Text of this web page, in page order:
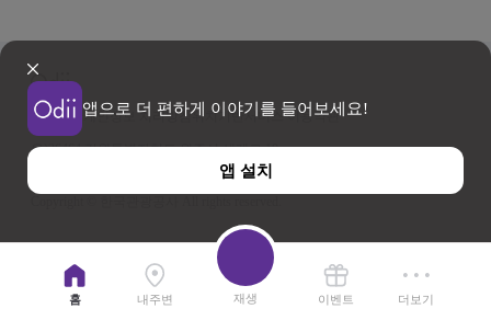
앱으로 더 편하게 이야기를 들어보세요!
앱 설치
이용약관 개인정보 처리방침위치기반서비스 이용약관
우)26464 강원특별자치도 원주시 세계로 10
사업자등록번호 202-81-50707 TEL : 033-738-3000
홈 내주변 재생 이벤트 더보기